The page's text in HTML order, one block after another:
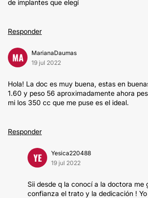
de implantes que elegí
Responder
MA
MarianaDaumas
19 jul 2022
Hola! La doc es muy buena, estas en
1.60 y peso 56 aproximadamente ahora
mi los 350 cc que me puse es el ideal.
Responder
YE
Yesica220488
19 jul 2022
Sii desde q la conocí a la doctora me
confianza el trato y la dedicación !